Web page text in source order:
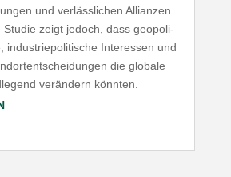
und verläss­lichen Allianzen
Studie zeigt jedoch, dass geopo­li­
indus­trie­po­li­tische Inter­essen und
die globale
verändern könnten.